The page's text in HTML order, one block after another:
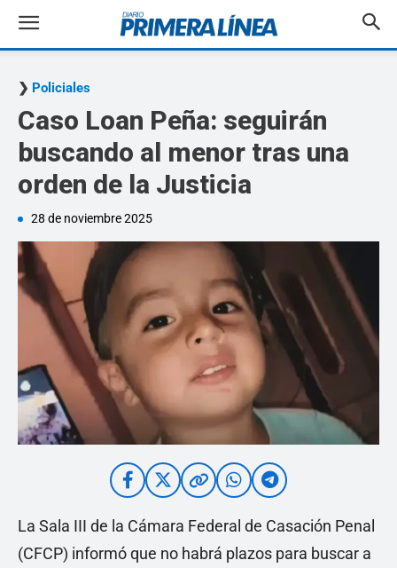
Policiales
Caso Loan Peña: seguirán
buscando al menor tras una
orden de la Justicia
28 de noviembre 2025
La Sala III de la Cámara Federal de Casación Penal
(CFCP) informó que no habrá plazos para buscar a